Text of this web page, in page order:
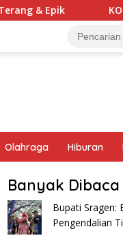
& Epik
Olahraga Hiburan
Banyak
Bupati Sragen:
Pengendalian